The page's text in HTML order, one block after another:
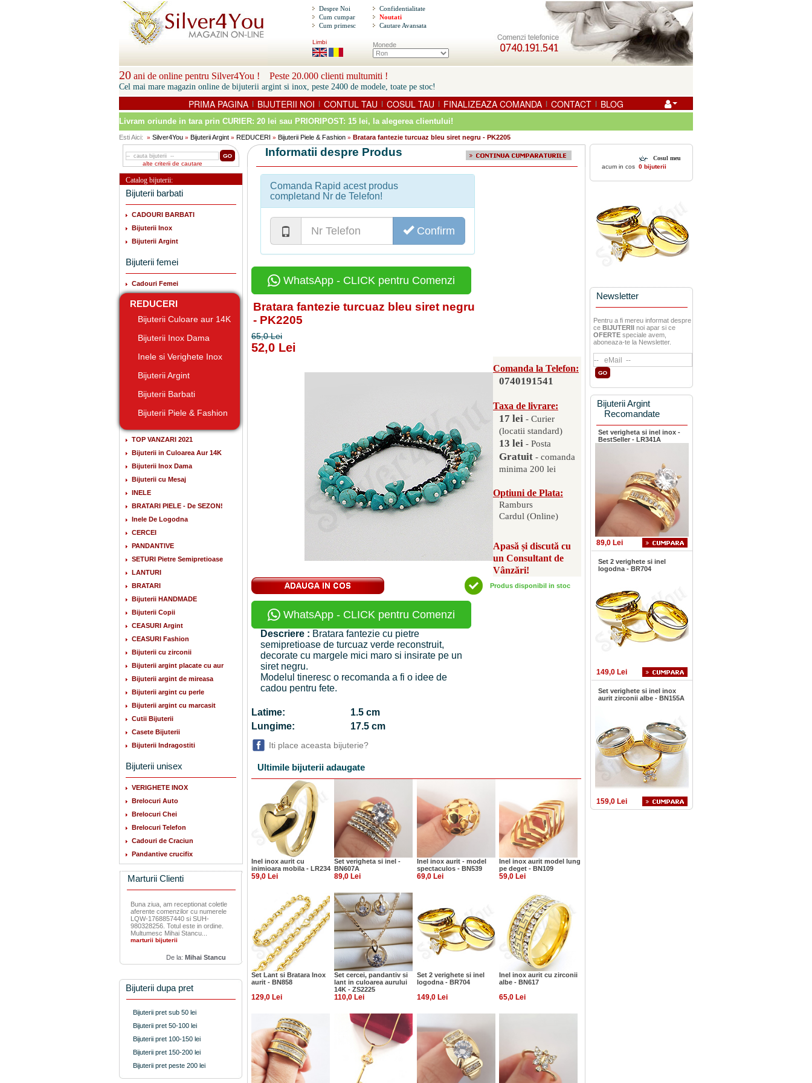
Despre Noi
Cum cumpar
Cum primesc
Confidentialitate
Noutati
Cautare Avansata
Limbi Monede
20 ani de online pentru Silver4You ! Peste 20.000 clienti multumiti !
Cel mai mare magazin online de bijuterii argint si inox, peste 2400 de modele, toate pe stoc!
PRIMA PAGINA | BIJUTERII NOI | CONTUL TAU | COSUL TAU | FINALIZEAZA COMANDA | CONTACT | BLOG
Livram oriunde in tara prin CURIER: 20 lei sau PRIORIPOST: 15 lei, la alegerea clientului!
Esti Aici: » Silver4You » Bijuterii Argint » REDUCERI » Bijuterii Piele & Fashion » Bratara fantezie turcuaz bleu siret negru - PK2205
alte criterii de cautare
Catalog bijuterii:
Bijuterii barbati
CADOURI BARBATI
Bijuterii Inox
Bijuterii Argint
Bijuterii femei
Cadouri Femei
REDUCERI
Bijuterii Culoare aur 14K
Bijuterii Inox Dama
Inele si Verighete Inox
Bijuterii Argint
Bijuterii Barbati
Bijuterii Piele & Fashion
TOP VANZARI 2021
Bijuterii in Culoarea Aur 14K
Bijuterii Inox Dama
Bijuterii cu Mesaj
INELE
BRATARI PIELE - De SEZON!
Inele De Logodna
CERCEI
PANDANTIVE
SETURI Pietre Semipretioase
LANTURI
BRATARI
Bijuterii HANDMADE
Bijuterii Copii
CEASURI Argint
CEASURI Fashion
Bijuterii cu zirconii
Bijuterii argint placate cu aur
Bijuterii argint de mireasa
Bijuterii argint cu perle
Bijuterii argint cu marcasit
Cutii Bijuterii
Casete Bijuterii
Bijuterii Indragostiti
Bijuterii unisex
VERIGHETE INOX
Brelocuri Auto
Brelocuri Chei
Brelocuri Telefon
Cadouri de Craciun
Pandantive crucifix
Marturii Clienti
Buna ziua, am receptionat coletle
aferente comenzilor cu numerele
LQW-1768857440 si SUH-
980328256. Totul este in ordine.
Multumesc Mihai Stancu...
marturii bijuterii
De la: Mihai Stancu
Bijuterii dupa pret
Bijuterii pret sub 50 lei
Bijuterii pret 50-100 lei
Bijuterii pret 100-150 lei
Bijuterii pret 150-200 lei
Bijuterii pret peste 200 lei
Informatii despre Produs
Comanda Rapid acest produs
completand Nr de Telefon!
Confirm
WhatsApp - CLICK pentru Comenzi
Bratara fantezie turcuaz bleu siret negru
- PK2205
65,0 Lei
52,0 Lei
Comanda la Telefon:
0740191541
Taxa de livrare:
17 lei - Curier
(locatii standard)
13 lei - Posta
Gratuit - comanda
minima 200 lei
Optiuni de Plata:
Ramburs
Cardul (Online)
Apasă și discută cu
un Consultant de
Vânzări!
Produs disponibil in stoc
WhatsApp - CLICK pentru Comenzi
Descriere : Bratara fantezie cu pietre
semipretioase de turcuaz verde reconstruit,
decorate cu margele mici maro si insirate pe un
siret negru.
Modelul tineresc o recomanda a fi o idee de
cadou pentru fete.
Latime:
1.5 cm
Lungime:
17.5 cm
Iti place aceasta bijuterie?
Ultimile bijuterii adaugate
Inel inox aurit cu
inimioara mobila - LR234
Set verigheta si inel -
BN607A
Inel inox aurit - model
spectaculos - BN539
Inel inox aurit model lung
pe deget - BN109
59,0 Lei 89,0 Lei 69,0 Lei 59,0 Lei
Set Lant si Bratara Inox
aurit - BN858
Set cercei, pandantiv si
lant in culoarea aurului
14K - ZS2225
Set 2 verighete si inel
logodna - BR704
Inel inox aurit cu zirconii
albe - BN617
129,0 Lei 110,0 Lei 149,0 Lei 65,0 Lei
Cosul meu
acum in cos 0 bijuterii
Newsletter
Pentru a fi mereu informat despre
ce BIJUTERII noi apar si ce
OFERTE speciale avem,
aboneaza-te la Newsletter.
Bijuterii Argint
Recomandate
Set verigheta si inel inox -
BestSeller - LR341A
89,0 Lei
Set 2 verighete si inel
logodna - BR704
149,0 Lei
Set verighete si inel inox
aurit zirconii albe - BN155A
159,0 Lei